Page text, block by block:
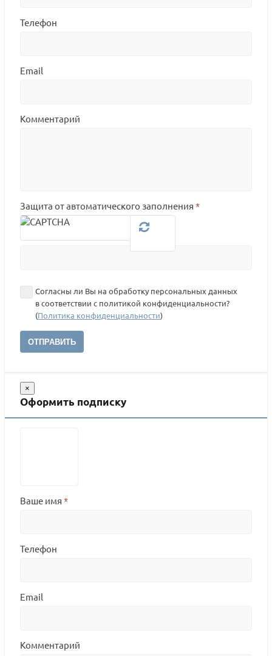
Телефон
Email
Комментарий
Защита от автоматического заполнения *
Согласны ли Вы на обработку персональных данных
в соответствии с политикой конфиденциальности?
(Политика конфиденциальности)
ОТПРАВИТЬ
×
Оформить подписку
Ваше имя *
Телефон
Email
Комментарий